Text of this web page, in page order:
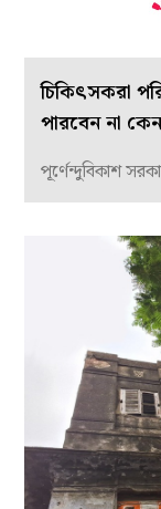
চিকিৎসকরা
পারবেন না
পূর্ণেন্দুবিকাশ